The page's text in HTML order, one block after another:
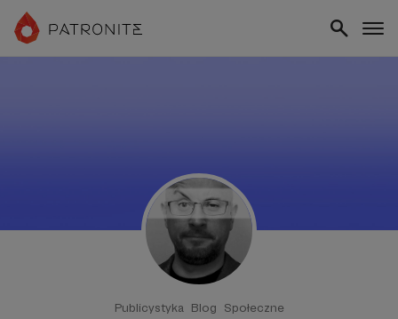
Publicystyka Blog Społeczne